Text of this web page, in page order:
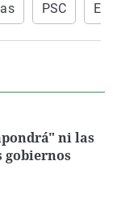
PSC
ni las
gobiernos